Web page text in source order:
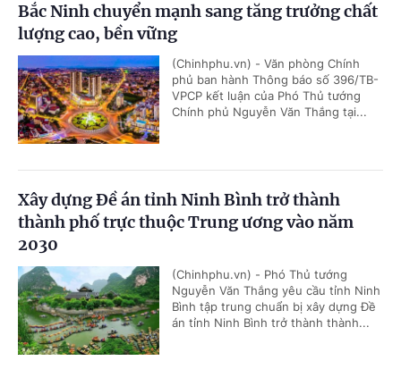
Bắc Ninh chuyển mạnh sang tăng trưởng chất
lượng cao, bền vững
(Chinhphu.vn) - Văn phòng Chính
phủ ban hành Thông báo số 396/TB-
VPCP kết luận của Phó Thủ tướng
Chính phủ Nguyễn Văn Thắng tại...
Xây dựng Đề án tỉnh Ninh Bình trở thành
thành phố trực thuộc Trung ương vào năm
2030
(Chinhphu.vn) - Phó Thủ tướng
Nguyễn Văn Thắng yêu cầu tỉnh Ninh
Bình tập trung chuẩn bị xây dựng Đề
án tỉnh Ninh Bình trở thành thành...